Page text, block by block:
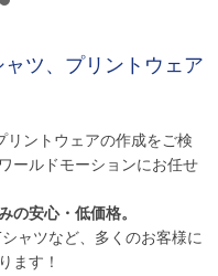
ツ、プリントウェア
ントウェアの作成をご検
ールドモーションにお任せ
の安心・低価格。
ャツなど、多くのお客様に
ます！